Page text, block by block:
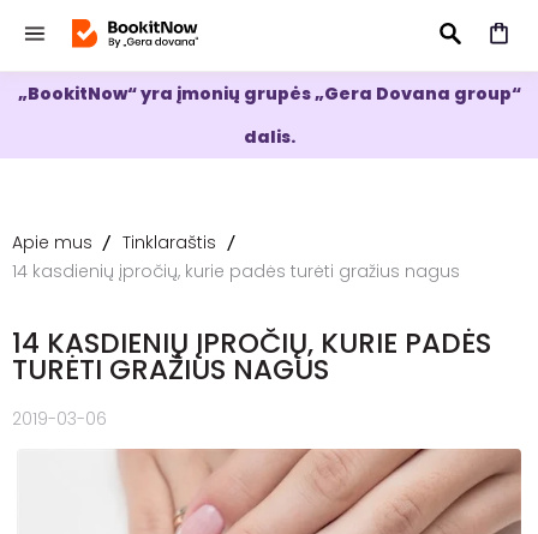
IEŠKOTI
„BookitNow“ yra įmonių grupės „Gera Dovana group“
dalis.
Apie mus
Tinklaraštis
14 kasdienių įpročių, kurie padės turėti gražius nagus
14 KASDIENIŲ ĮPROČIŲ, KURIE PADĖS
TURĖTI GRAŽIUS NAGUS
2019-03-06